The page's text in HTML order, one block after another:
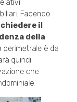
Facendo
il
della
perimetrale è da
quindi
che